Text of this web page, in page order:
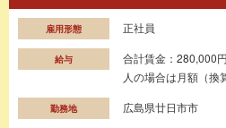
雇用形態 正社員
給与
合計賃金：280,000
人の場合は月額（換
勤務地 広島県廿日市市